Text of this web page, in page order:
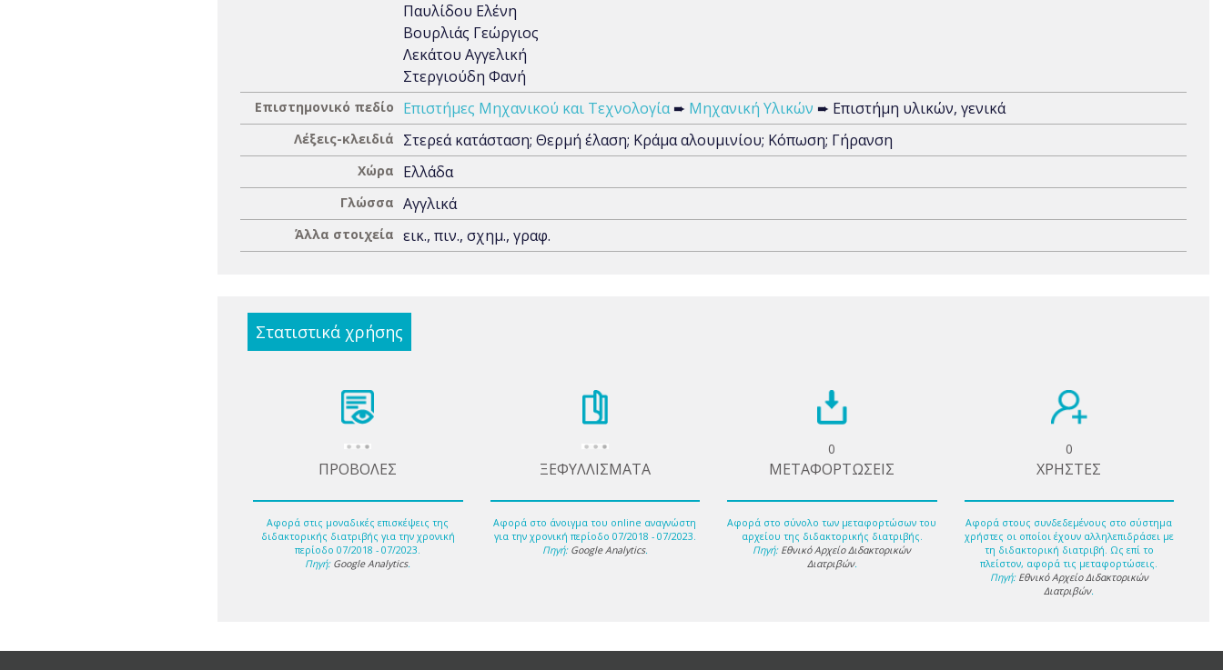
Παυλίδου Ελένη
Βουρλιάς Γεώργιος
Λεκάτου Αγγελική
Στεργιούδη Φανή
Επιστημονικό πεδίο Επιστήμες Μηχανικού και Τεχνολογία➨ Μηχανική Υλικών ➨ Επιστήμη υλικών, γενικά
Λέξεις-κλειδιά Στερεά κατάσταση; Θερμή έλαση; Κράμα αλουμινίου; Κόπωση; Γήρανση
Χώρα Ελλάδα
Γλώσσα Αγγλικά
Άλλα στοιχεία εικ., πιν., σχημ., γραφ.
Στατιστικά χρήσης
ΠΡΟΒΟΛΕΣ
Αφορά στις μοναδικές επισκέψεις της
διδακτορικής διατριβής για την χρονική
περίοδο 07/2018 - 07/2023.
Πηγή: Google Analytics.
ΞΕΦΥΛΛΙΣΜΑΤΑ
Αφορά στο άνοιγμα του online αναγνώστη
για την χρονική περίοδο 07/2018 - 07/2023.
Πηγή: Google Analytics.
0
ΜΕΤΑΦΟΡΤΩΣΕΙΣ
Αφορά στο σύνολο των μεταφορτώσων του
αρχείου της διδακτορικής διατριβής.
Πηγή: Εθνικό Αρχείο Διδακτορικών
Διατριβών.
0
ΧΡΗΣΤΕΣ
Αφορά στους συνδεδεμένους στο σύστημα
χρήστες οι οποίοι έχουν αλληλεπιδράσει με
τη διδακτορική διατριβή. Ως επί το
πλείστον, αφορά τις μεταφορτώσεις.
Πηγή: Εθνικό Αρχείο Διδακτορικών
Διατριβών.